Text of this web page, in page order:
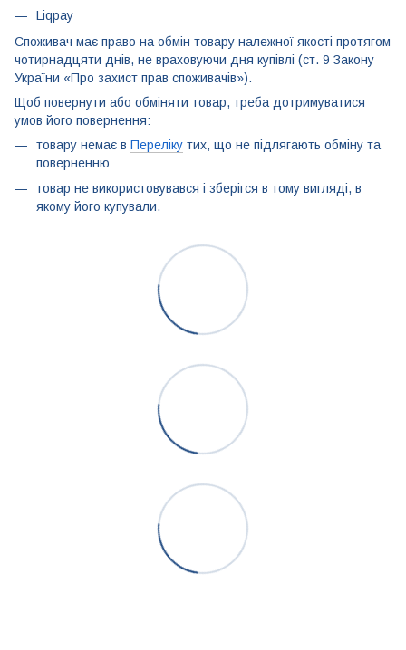
Liqpay
Споживач має право на обмін товару належної якості протягом
чотирнадцяти днів, не враховуючи дня купівлі (ст. 9 Закону
України «Про захист прав споживачів»).
Щоб повернути або обміняти товар, треба дотримуватися
умов його повернення:
товару немає в Переліку тих, що не підлягають обміну та
поверненню
товар не використовувався і зберігся в тому вигляді, в
якому його купували.